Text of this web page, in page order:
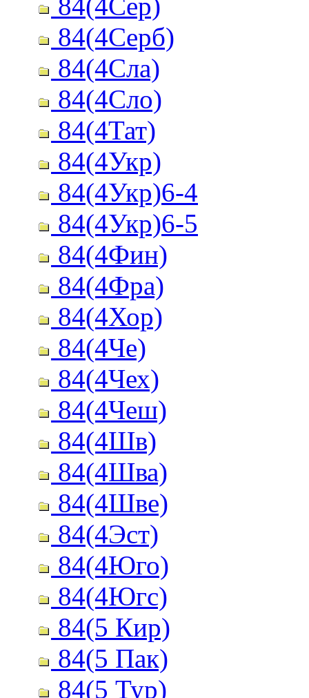
84(4Сер)
84(4Серб)
84(4Сла)
84(4Сло)
84(4Тат)
84(4Укр)
84(4Укр)6-4
84(4Укр)6-5
84(4Фин)
84(4Фра)
84(4Хор)
84(4Че)
84(4Чех)
84(4Чеш)
84(4Шв)
84(4Шва)
84(4Шве)
84(4Эст)
84(4Юго)
84(4Югс)
84(5 Кир)
84(5 Пак)
84(5 Тур)